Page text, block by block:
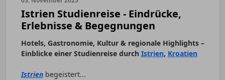
Istrien Studienreise - Eindrücke,
Erlebnisse & Begegnungen
Hotels, Gastronomie, Kultur & regionale Highlights –
Einblicke einer Studienreise durch Istrien, Kroatien
Istrienbegeistert...